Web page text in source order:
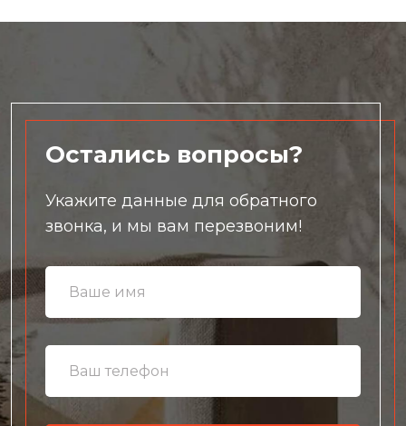
Остались вопросы?
Укажите данные для обратного
звонка, и мы вам перезвоним!